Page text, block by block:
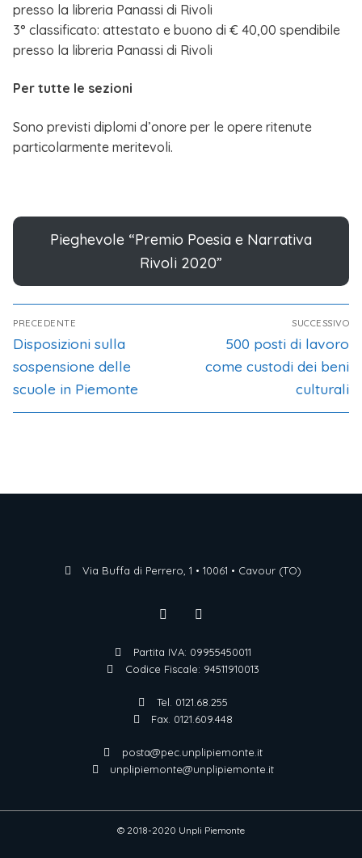
presso la libreria Panassi di Rivoli
3° classificato: attestato e buono di € 40,00 spendibile
presso la libreria Panassi di Rivoli
Per tutte le sezioni
Sono previsti diplomi d’onore per le opere ritenute
particolarmente meritevoli.
Pieghevole “Premio Poesia e Narrativa
Rivoli 2020”
PRECEDENTE
Disposizioni sulla
sospensione delle
scuole in Piemonte
SUCCESSIVO
500 posti di lavoro
come custodi dei beni
culturali
Via Buffa di Perrero, 1 • 10061 • Cavour (TO)
Partita IVA: 09955450011
Codice Fiscale: 94511910013
Tel. 0121.68.255
Fax. 0121.609.448
posta@pec.unplipiemonte.it
unplipiemonte@unplipiemonte.it
© 2018-2020 Unpli Piemonte